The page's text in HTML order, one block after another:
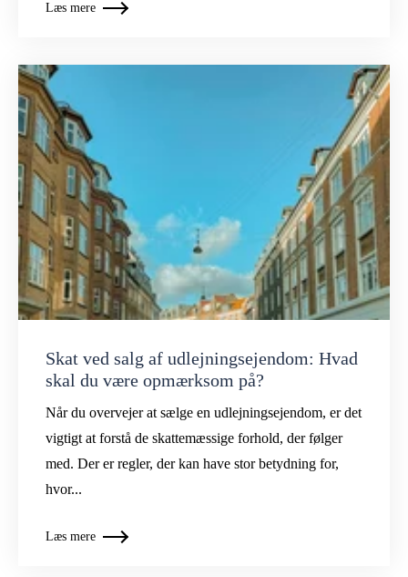
Læs mere
Skat ved salg af udlejningsejendom: Hvad
skal du være opmærksom på?
Når du overvejer at sælge en udlejningsejendom, er det
vigtigt at forstå de skattemæssige forhold, der følger
med. Der er regler, der kan have stor betydning for,
hvor...
Læs mere